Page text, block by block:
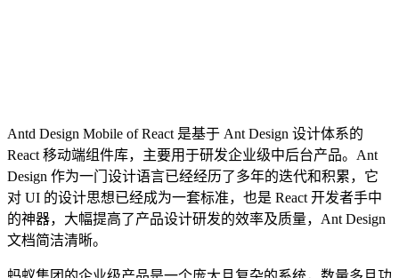
Antd Design Mobile of React 是基于 Ant Design 设计体系的
React 移动端组件库，主要用于研发企业级中后台产品。Ant
Design 作为一门设计语言已经经历了多年的迭代和积累，它
对 UI 的设计思想已经成为一套标准，也是 React 开发者手中
的神器，大幅提高了产品设计研发的效率及质量，Ant Design
文档简洁清晰。